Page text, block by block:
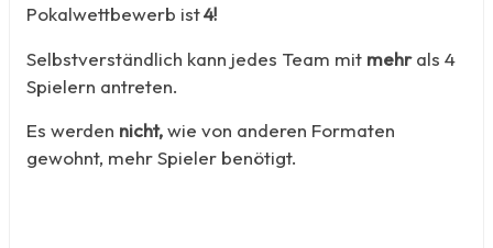
Pokalwettbewerb ist4!
Selbstverständlich kann jedes Team mit mehrals 4
Spielern antreten.
Es werden nicht,wie von anderen Formaten
gewohnt, mehr Spieler benötigt.